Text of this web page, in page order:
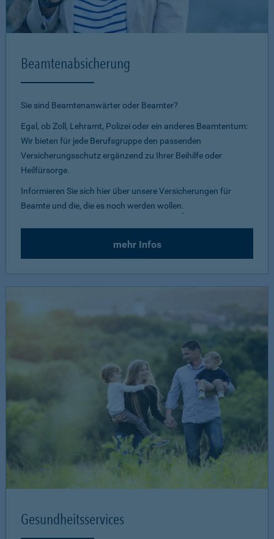
Beamtenabsicherung
Sie sind Beamtenanwärter oder Beamter?
Egal, ob Zoll, Lehramt, Polizei oder ein anderes Beamtentum:
Wir bieten für jede Berufsgruppe den passenden
Versicherungsschutz ergänzend zu Ihrer Beihilfe oder
Heilfürsorge.
Informieren Sie sich hier über unsere Versicherungen für
Beamte und die, die es noch werden wollen.
mehr Infos
Gesundheitsservices